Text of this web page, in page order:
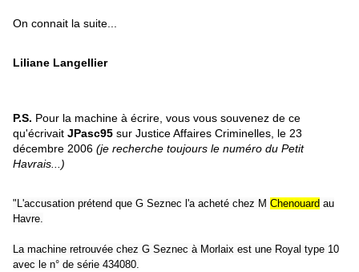
On connait la suite...
Liliane Langellier
P.S. Pour la machine à écrire, vous vous souvenez de ce
qu'écrivait JPasc95 sur Justice Affaires Criminelles, le 23
décembre 2006 (je recherche toujours le numéro du Petit
Havrais...)
"L'accusation prétend que G Seznec l'a acheté chez M Chenouard au
Havre.
La machine retrouvée chez G Seznec à Morlaix est une Royal type 10
avec le n° de série 434080.